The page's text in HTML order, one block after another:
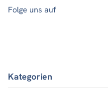
Folge uns auf
Kategorien